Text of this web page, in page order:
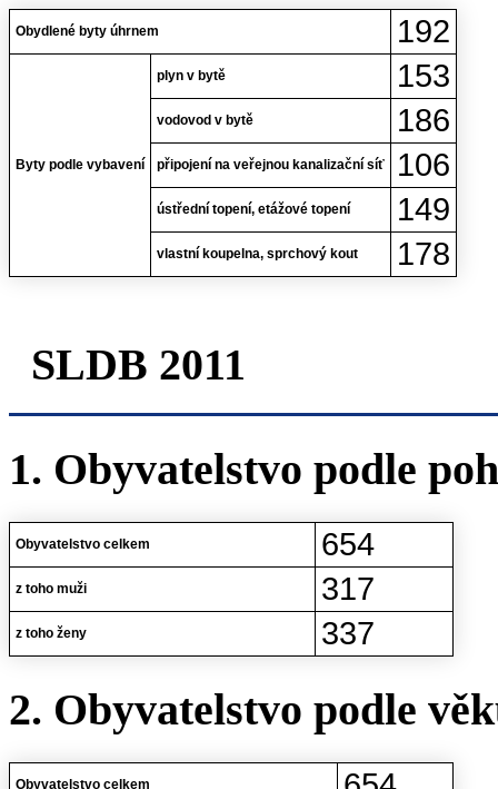
Obydlené byty úhrnem 192
Byty podle vybavení
plyn v bytě 153
vodovod v bytě 186
připojení na veřejnou kanalizační síť 106
ústřední topení, etážové topení 149
vlastní koupelna, sprchový kout 178
SLDB 2011
1. Obyvatelstvo podle
Obyvatelstvo celkem 654
z toho muži 317
z toho ženy 337
2. Obyvatelstvo podle
Obyvatelstvo celkem